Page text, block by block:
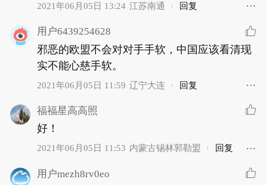
2021年06月05日 13:24 江苏南通 回复
用户6439254628
邪恶的欧盟不会对对手手软，中国应该看清现
实不能心慈手软。
2021年06月05日 11:59 辽宁大连 回复
福福星高高照
好！
2021年06月05日 11:53 内蒙古锡林郭勒盟 回复
用户mezh8rv0eo